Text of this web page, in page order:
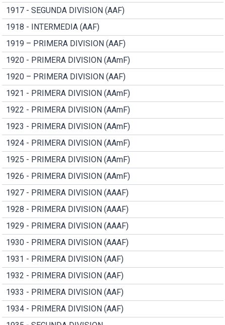
1917 - SEGUNDA DIVISION (AAF)
1918 - INTERMEDIA (AAF)
1919 – PRIMERA DIVISION (AAF)
1920 - PRIMERA DIVISION (AAmF)
1920 – PRIMERA DIVISION (AAF)
1921 - PRIMERA DIVISION (AAmF)
1922 - PRIMERA DIVISION (AAmF)
1923 - PRIMERA DIVISION (AAmF)
1924 - PRIMERA DIVISION (AAmF)
1925 - PRIMERA DIVISION (AAmF)
1926 - PRIMERA DIVISION (AAmF)
1927 - PRIMERA DIVISION (AAAF)
1928 - PRIMERA DIVISION (AAAF)
1929 - PRIMERA DIVISION (AAAF)
1930 - PRIMERA DIVISION (AAAF)
1931 - PRIMERA DIVISION (AAF)
1932 - PRIMERA DIVISION (AAF)
1933 - PRIMERA DIVISION (AAF)
1934 - PRIMERA DIVISION (AAF)